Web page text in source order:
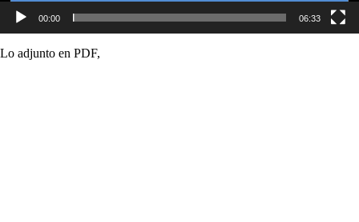
00:00 06:33
Lo adjunto en PDF,